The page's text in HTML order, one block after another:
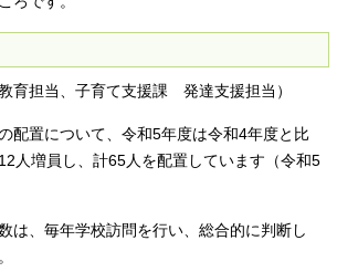
育担当、子育て支援課 発達支援担当）
配置について、令和5年度は令和4年度と比
人増員し、計65人を配置しています（令和5
は、毎年学校訪問を行い、総合的に判断し